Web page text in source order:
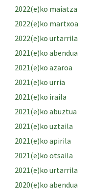
2022(e)ko maiatza
2022(e)ko martxoa
2022(e)ko urtarrila
2021(e)ko abendua
2021(e)ko azaroa
2021(e)ko urria
2021(e)ko iraila
2021(e)ko abuztua
2021(e)ko uztaila
2021(e)ko apirila
2021(e)ko otsaila
2021(e)ko urtarrila
2020(e)ko abendua